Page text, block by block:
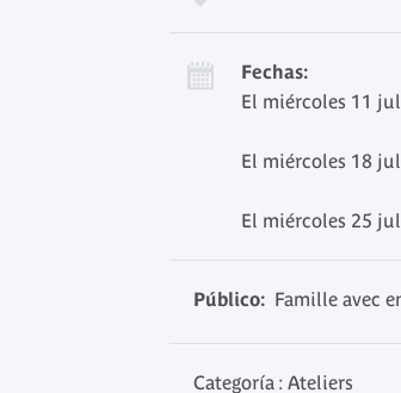
Fechas:
El miércoles 11
El miércoles 18
El miércoles 25
Público: Famille avec
Categoría : Ateliers